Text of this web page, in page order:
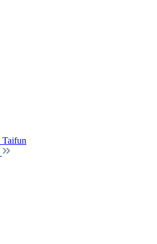
Taifun